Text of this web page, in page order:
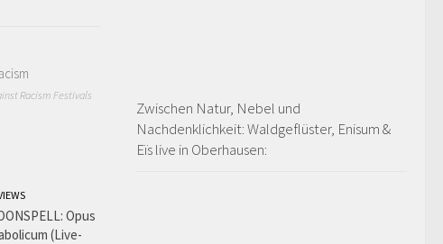
Zwischen Natur, Nebel und
Nachdenklichkeit: Waldgeflüster, Enisum &
Eïs live in Oberhausen:
Racism Festivals
Opus
(Live-